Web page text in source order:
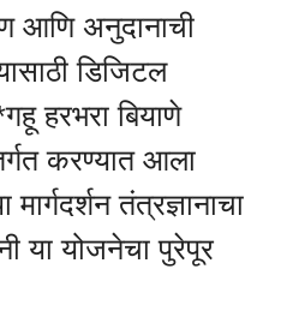
आणि अनुदानाची
डिजिटल
हरभरा बियाणे
करण्यात आला
तंत्रज्ञानाचा
या योजनेचा पुरेपूर